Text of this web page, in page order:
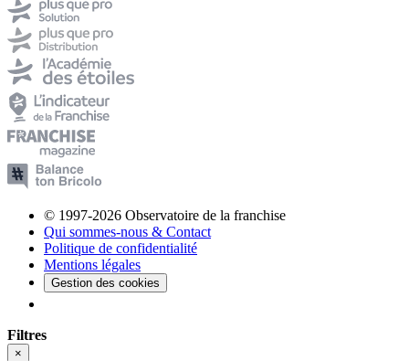
© 1997-2026 Observatoire de la franchise
Qui sommes-nous & Contact
Politique de confidentialité
Mentions légales
Gestion des cookies
Filtres
×